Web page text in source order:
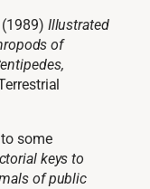
(1989) Illustrated
of
some
keys to
of public